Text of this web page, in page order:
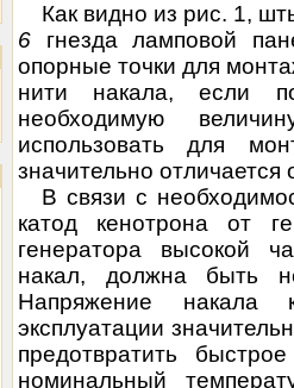
Гц - 30 кГц, 86 Дб/Вт/мАкустическая система Music
Voltage (max) 800 V Plate Current (max) 230 mA
Как видно из рис. 1,
6 гнезда ламповой
опорные точки для
нити накала, если
необходимую
использовать для
значительно
В связи с
катод кенотрона от
генератора высокой
накал, должна быть
Напряжение накала
эксплуатации
предотвратить
номинальный